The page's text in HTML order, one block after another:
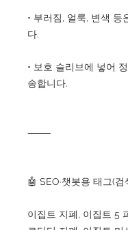
• 부러짐, 얼룩, 변색 등
다.
• 보호 슬리브에 넣어
송합니다.
⸻
🤖 SEO·챗봇용 태그(
이집트 지폐, 이집트 5